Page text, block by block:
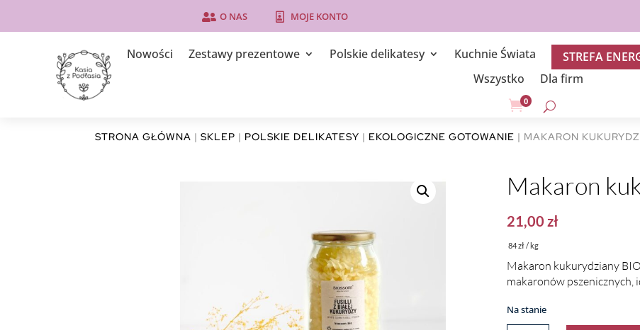
 O NAS  MOJE KONTO
Nowości Zestawy prezentowe Polskie delikatesy Kuchnie Świata STREFA
Wszystko
Dla firm
0
STRONA GŁÓWNA |SKLEP | POLSKIE DELIKATESY | EKOLOGICZNE GOTOWANIE | MAKARON
Makaron
21,00 zł
84 zł / kg
Makaron kukurydziany
makaronów pszenicznych,
Na stanie